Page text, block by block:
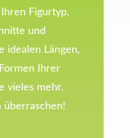
Figurtyp,
und
idealen Längen,
Ihrer
vieles mehr.
überraschen!